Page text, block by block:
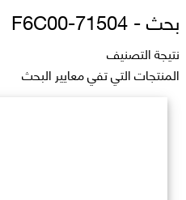
بحث -71504-F6C00
نتيجة التصنيف
المنتجات التي تفي معايير البحث